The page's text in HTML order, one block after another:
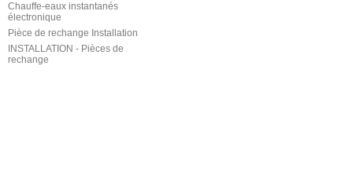
Chauffe-eaux instantanés
électronique
Pièce de rechange Installation
INSTALLATION - Pièces de
rechange